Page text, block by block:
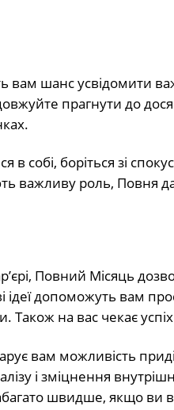
вам шанс усвідомити
прагнути до
в собі, боріться зі
важливу роль, Повня
Повний Місяць
ідеї допоможуть вам
Також на вас чекає
вам можливість
і зміцнення
швидше, якщо ви